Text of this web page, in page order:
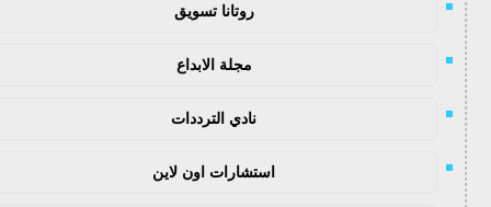
روتانا تسويق
مجلة الابداع
نادي الترددات
استشارات اون لاين